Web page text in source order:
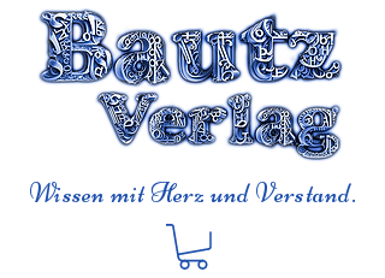
Wissen mit Herz und Verstand.